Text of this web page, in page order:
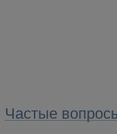
Частые